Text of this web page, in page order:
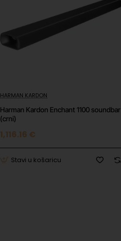
HARMAN KARDON
Harman Kardon Enchant 1100 soundbar
(crni)
1,116.16 €
Stavi u košaricu